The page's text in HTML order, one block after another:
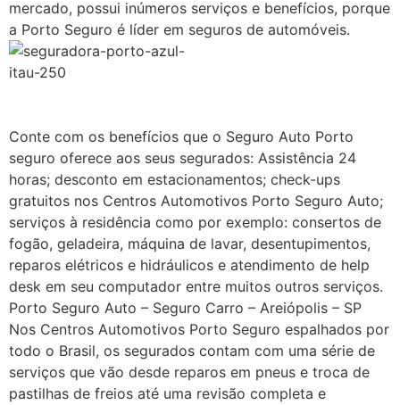
mercado, possui inúmeros serviços e benefícios, porque
a Porto Seguro é líder em seguros de automóveis.
Conte com os benefícios que o Seguro Auto Porto
seguro oferece aos seus segurados: Assistência 24
horas; desconto em estacionamentos; check-ups
gratuitos nos Centros Automotivos Porto Seguro Auto;
serviços à residência como por exemplo: consertos de
fogão, geladeira, máquina de lavar, desentupimentos,
reparos elétricos e hidráulicos e atendimento de help
desk em seu computador entre muitos outros serviços.
Porto Seguro Auto – Seguro Carro – Areiópolis – SP
Nos Centros Automotivos Porto Seguro espalhados por
todo o Brasil, os segurados contam com uma série de
serviços que vão desde reparos em pneus e troca de
pastilhas de freios até uma revisão completa e